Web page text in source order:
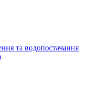
та водопостачання